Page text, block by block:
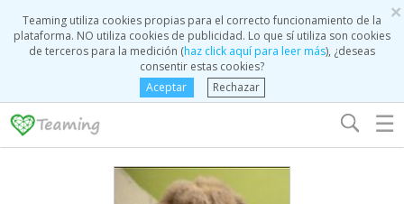
×
Teaming utiliza cookies propias para el correcto funcionamiento de la
plataforma. NO utiliza cookies de publicidad. Lo que sí utiliza son cookies
de terceros para la medición (haz click aquí para leer más), ¿deseas
consentir estas cookies?
Aceptar
Rechazar
☰